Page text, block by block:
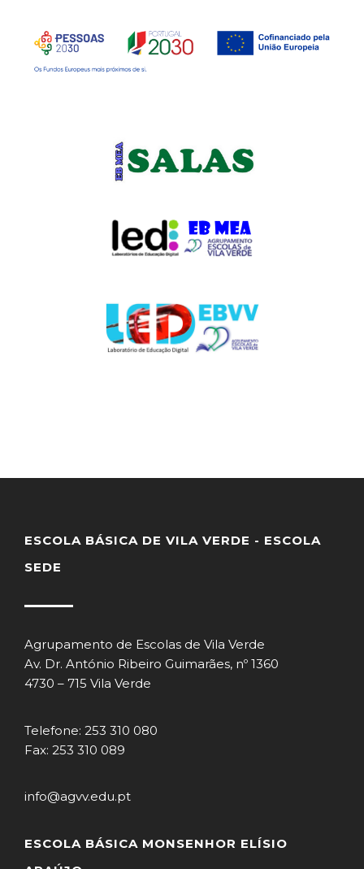
ESCOLA BÁSICA DE VILA VERDE - ESCOLA
SEDE
Agrupamento de Escolas de Vila Verde
Av. Dr. António Ribeiro Guimarães, nº 1360
4730 – 715 Vila Verde
Telefone: 253 310 080
Fax: 253 310 089
info@agvv.edu.pt
ESCOLA BÁSICA MONSENHOR ELÍSIO